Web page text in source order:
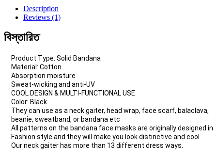
Description
Reviews (1)
বিস্তারিত
Product Type: Solid Bandana
Material: Cotton
Absorption moisture
Sweat-wicking and anti-UV
COOL DESIGN & MULTI-FUNCTIONAL USE
Color: Black
They can use as a neck gaiter, head wrap, face scarf, balaclava,
beanie, sweatband, or bandana etc
All patterns on the bandana face masks are originally designed in
Fashion style and they will make you look distinctive and cool
Our neck gaiter has more than 13 different dress ways.